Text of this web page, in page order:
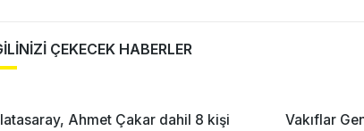
ÇEKECEK HABERLER
Ahmet Çakar dahil 8 kişi
Vakıflar